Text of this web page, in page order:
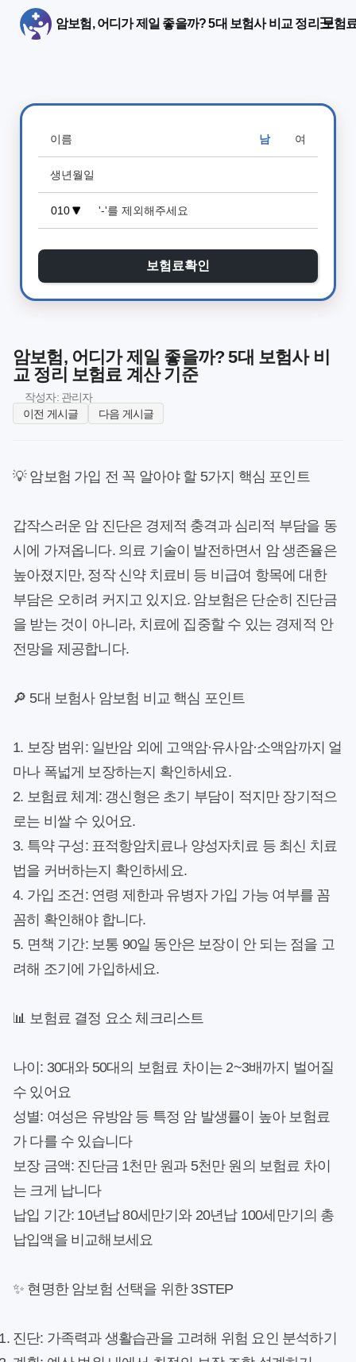
암보험, 어디가 제일 좋을까? 5대 보험사 비교 정리 보험
남 여
보험료확인
암보험, 어디가 제일 좋을까? 5대 보험사 비
교 정리 보험료 계산 기준
작성자: 관리자
이전 게시글
다음 게시글
💡 암보험 가입 전 꼭 알아야 할 5가지 핵심 포인트
갑작스러운 암 진단은 경제적 충격과 심리적 부담을 동
시에 가져옵니다. 의료 기술이 발전하면서 암 생존율은
높아졌지만, 정작 신약 치료비 등 비급여 항목에 대한
부담은 오히려 커지고 있지요. 암보험은 단순히 진단금
을 받는 것이 아니라, 치료에 집중할 수 있는 경제적 안
전망을 제공합니다.
🔎 5대 보험사 암보험 비교 핵심 포인트
1. 보장 범위 : 일반암 외에 고액암·유사암·소액암까지 얼
마나 폭넓게 보장하는지 확인하세요.
2. 보험료 체계 : 갱신형은 초기 부담이 적지만 장기적으
로는 비쌀 수 있어요.
3. 특약 구성: 표적항암치료나 양성자치료 등 최신 치료
법을 커버하는지 확인하세요.
4. 가입 조건: 연령 제한과 유병자 가입 가능 여부를 꼼
꼼히 확인해야 합니다.
5. 면책 기간: 보통 90일 동안은 보장이 안 되는 점을 고
려해 조기에 가입하세요.
📊 보험료 결정 요소 체크리스트
나이: 30대와 50대의 보험료 차이는 2~3배까지 벌어질
수 있어요
성별: 여성은 유방암 등 특정 암 발생률이 높아 보험료
가 다를 수 있습니다
보장 금액: 진단금 1천만 원과 5천만 원의 보험료 차이
는 크게 납니다
납입 기간: 10년납 80세만기와 20년납 100세만기의 총
납입액을 비교해보세요
✨ 현명한 암보험 선택을 위한 3STEP
진단: 가족력과 생활습관을 고려해 위험 요인 분석하기